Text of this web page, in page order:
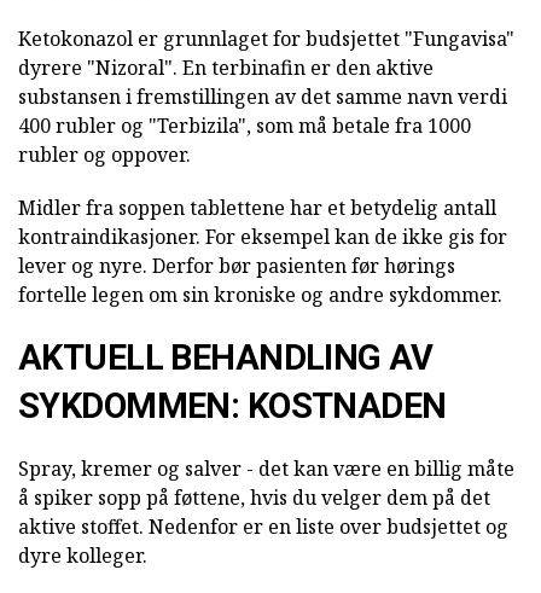
Ketokonazol er grunnlaget for budsjettet "Fungavisa"
dyrere "Nizoral". En terbinafin er den aktive
substansen i fremstillingen av det samme navn verdi
400 rubler og "Terbizila", som må betale fra 1000
rubler og oppover.
Midler fra soppen tablettene har et betydelig antall
kontraindikasjoner. For eksempel kan de ikke gis for
lever og nyre. Derfor bør pasienten før hørings
fortelle legen om sin kroniske og andre sykdommer.
AKTUELL BEHANDLING AV
SYKDOMMEN: KOSTNADEN
Spray, kremer og salver - det kan være en billig måte
å spiker sopp på føttene, hvis du velger dem på det
aktive stoffet. Nedenfor er en liste over budsjettet og
dyre kolleger.